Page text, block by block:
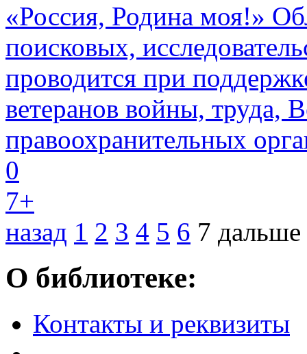
«Россия, Родина моя!»
поисковых,
проводится при
ветеранов войны, труда,
правоохранительных
0
7+
назад 1 2 3 4 5 6 7 дальше
О библиотеке:
Контакты и реквизиты